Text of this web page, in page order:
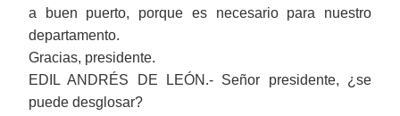
a buen puerto, porque es necesario para nuestro
departamento.
Gracias, presidente.
EDIL ANDRÉS DE LEÓN.- Señor presidente, ¿se
puede desglosar?